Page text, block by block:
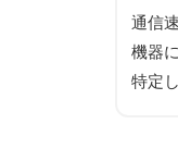
通信
機器
特定